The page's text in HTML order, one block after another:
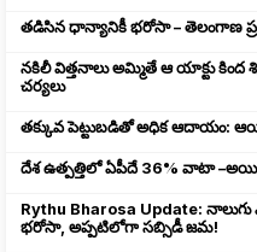
తడిసిన ధాన్యానికీ భరోసా – తెలంగాణ
నకిలీ విత్తనాలు అమ్మితే ఆ యాక్టు కింద
చర్యలు
తక్కువ పెట్టుబడితో అధిక ఆదాయం:
దేశ ఉత్పత్తిలో ఏపీదే 36% వాటా
Rythu Bharosa Update:
భరోసా, అప్పటిలోగా సబ్సిడీ జమ!